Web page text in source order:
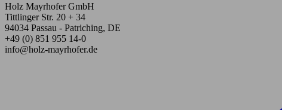
Holz Mayrhofer GmbH
Tittlinger Str. 20 + 34
94034 Passau - Patriching, DE
+49 (0) 851 955 14-0
info@holz-mayrhofer.de